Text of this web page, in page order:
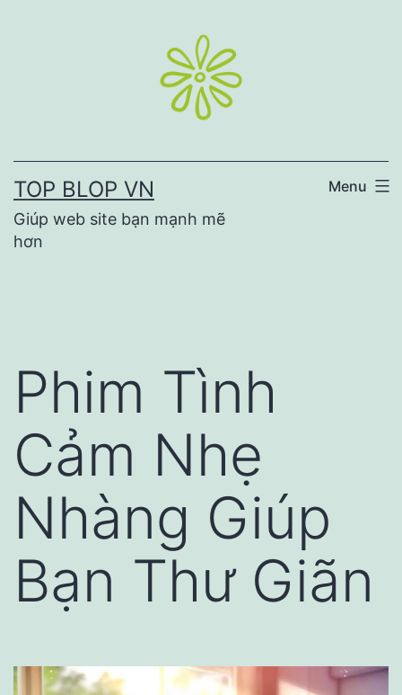
TOP BLOP VN
Giúp web site bạn mạnh mẽ
hơn
Menu
Phim Tình
Cảm Nhẹ
Nhàng Giúp
Bạn Thư Giãn